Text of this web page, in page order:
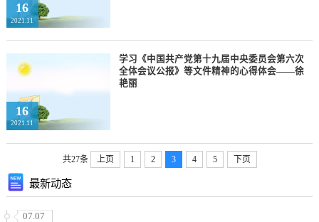
16
2021.11
16
2021.11
学习《中国共产党第十九届中央委员会第六次
全体会议公报》等文件精神的心得体会——徐
艳丽
共27条 上页 1 2 3 4 5 下页
最新动态
07.07